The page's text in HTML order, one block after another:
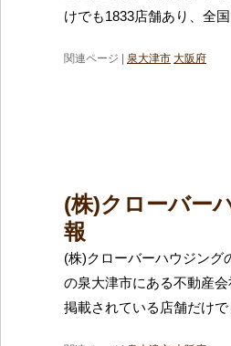
けでも1833店舗あり、全
関連ページ | 泉大津市 大阪府
(株)クローバー
報
(株)クローバーハウジング
の泉大津市にある不動産
掲載されている店舗だけ